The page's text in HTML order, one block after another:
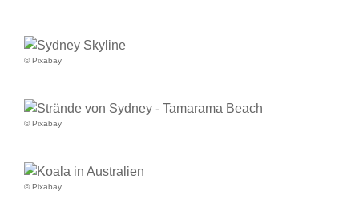
© Pixabay
© Pixabay
© Pixabay